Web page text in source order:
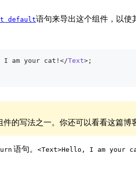
default语句来导出这个组件，以使
I am your cat!</Text> ;
件的写法之一。你还可以看看这篇博
语句。 <Text>Hello, I am your